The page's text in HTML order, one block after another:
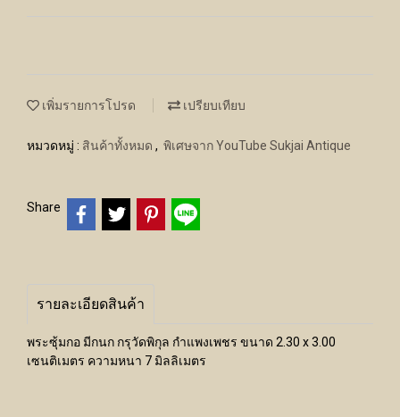
เพิ่มรายการโปรด เปรียบเทียบ
หมวดหมู่ : สินค้าทั้งหมด , พิเศษจาก YouTube Sukjai Antique
Share
รายละเอียดสินค้า
พระซุ้มกอ มีกนก กรุวัดพิกุล กำแพงเพชร ขนาด 2.30 x 3.00
เซนติเมตร ความหนา 7 มิลลิเมตร